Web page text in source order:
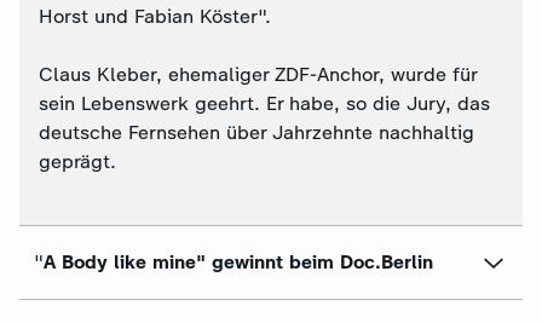
Horst und Fabian Köster".
Claus Kleber, ehemaliger ZDF-Anchor, wurde für
sein Lebenswerk geehrt. Er habe, so die Jury, das
deutsche Fernsehen über Jahrzehnte nachhaltig
geprägt.
"A Body like mine" gewinnt beim Doc.Berlin